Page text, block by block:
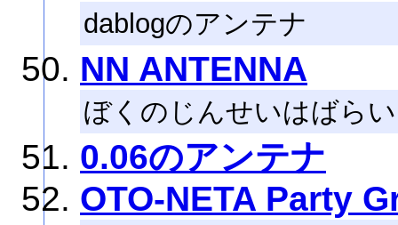
dablogのアンテナ
NN ANTENNA
ぼくのじんせいはばら
0.06のアンテナ
OTO-NETA Party